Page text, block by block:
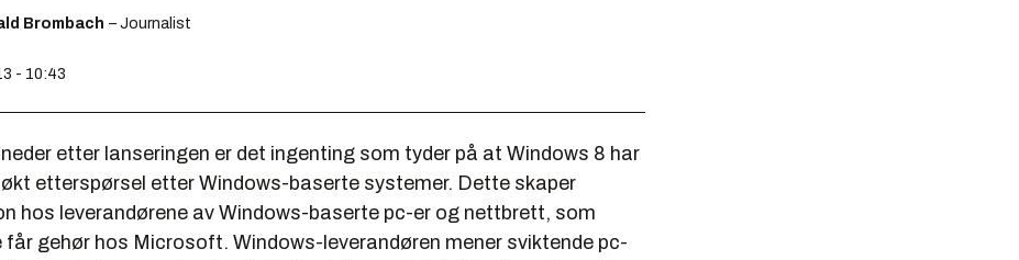
Brombach – Journalist
- 10:43
etter lanseringen er det ingenting som tyder på at Windows 8 har
etterspørsel etter Windows-baserte systemer. Dette skaper
hos leverandørene av Windows-baserte pc-er og nettbrett, som
får gehør hos Microsoft. Windows-leverandøren mener sviktende pc-